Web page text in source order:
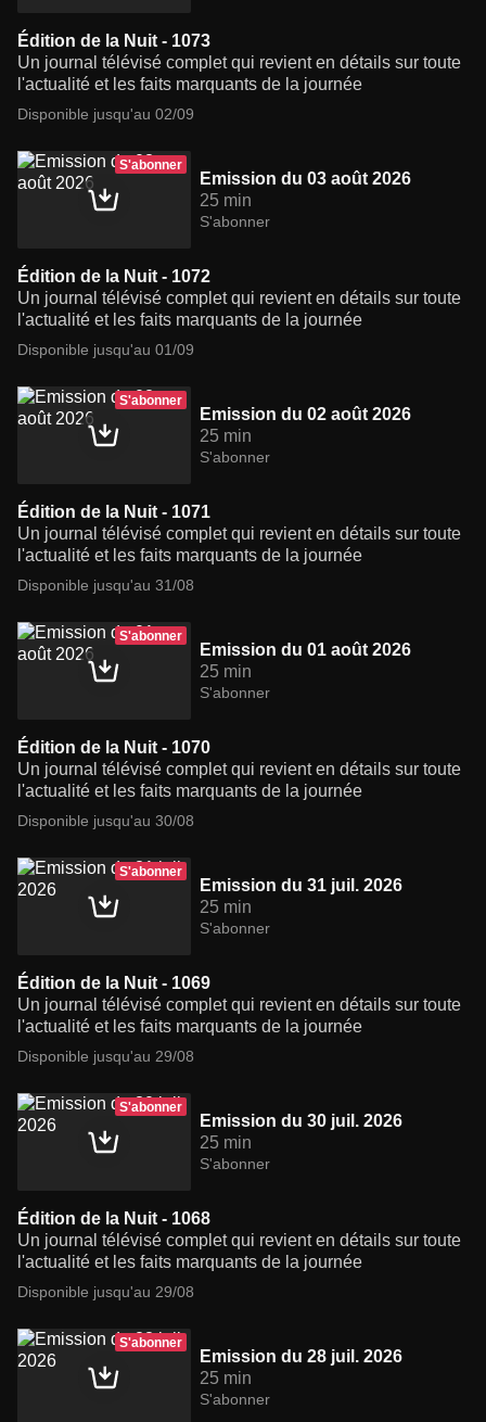
Édition de la Nuit - 1073
Un journal télévisé complet qui revient en détails sur toute
l'actualité et les faits marquants de la journée
Disponible jusqu'au 02/09
S'abonner
Emission du 03 août 2026
25 min
S'abonner
Édition de la Nuit - 1072
Un journal télévisé complet qui revient en détails sur toute
l'actualité et les faits marquants de la journée
Disponible jusqu'au 01/09
S'abonner
Emission du 02 août 2026
25 min
S'abonner
Édition de la Nuit - 1071
Un journal télévisé complet qui revient en détails sur toute
l'actualité et les faits marquants de la journée
Disponible jusqu'au 31/08
S'abonner
Emission du 01 août 2026
25 min
S'abonner
Édition de la Nuit - 1070
Un journal télévisé complet qui revient en détails sur toute
l'actualité et les faits marquants de la journée
Disponible jusqu'au 30/08
S'abonner
Emission du 31 juil. 2026
25 min
S'abonner
Édition de la Nuit - 1069
Un journal télévisé complet qui revient en détails sur toute
l'actualité et les faits marquants de la journée
Disponible jusqu'au 29/08
S'abonner
Emission du 30 juil. 2026
25 min
S'abonner
Édition de la Nuit - 1068
Un journal télévisé complet qui revient en détails sur toute
l'actualité et les faits marquants de la journée
Disponible jusqu'au 29/08
S'abonner
Emission du 28 juil. 2026
25 min
S'abonner